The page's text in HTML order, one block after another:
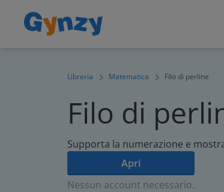
Libreria Matematica Filo di perline
Filo di
Supporta la numerazione e
Apri
Nessun account necessario.